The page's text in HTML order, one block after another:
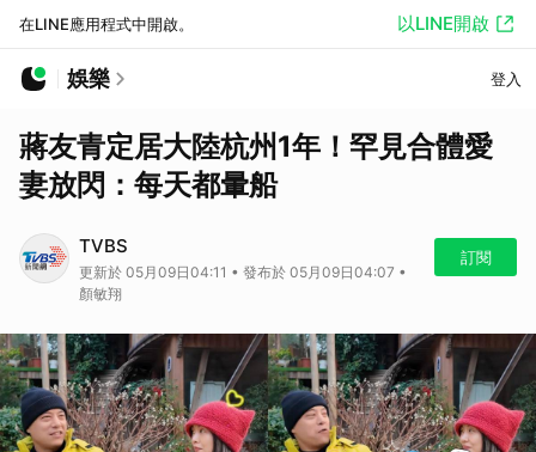
在LINE應用程式中開啟。 以LINE開啟
娛樂 登入
蔣友青定居大陸杭州1年！罕見合體愛
妻放閃：每天都暈船
TVBS
更新於 05月09日04:11 • 發布於 05月09日04:07 •
顏敏翔
訂閱